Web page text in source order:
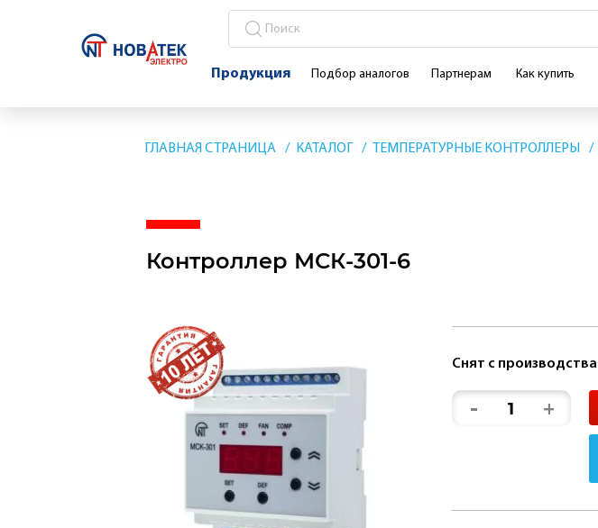
Продукция Подбор аналогов Партнерам Как купить
ГЛАВНАЯ СТРАНИЦА КАТАЛОГ ТЕМПЕРАТУРНЫЕ КОНТРОЛЛЕРЫ
Контроллер МСК-301-6
Снят с производства
- +